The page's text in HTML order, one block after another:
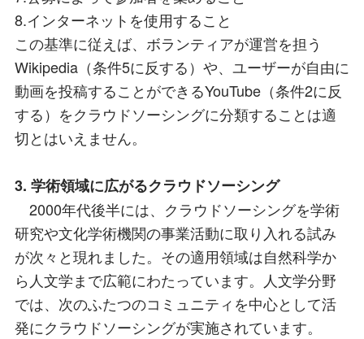
8.インターネットを使用すること
この基準に従えば、ボランティアが運営を担う
Wikipedia（条件5に反する）や、ユーザーが自由に
動画を投稿することができるYouTube（条件2に反
する）をクラウドソーシングに分類することは適
切とはいえません。
3. 学術領域に広がるクラウドソーシング
2000年代後半には、クラウドソーシングを学術
研究や文化学術機関の事業活動に取り入れる試み
が次々と現れました。その適用領域は自然科学か
ら人文学まで広範にわたっています。人文学分野
では、次のふたつのコミュニティを中心として活
発にクラウドソーシングが実施されています。